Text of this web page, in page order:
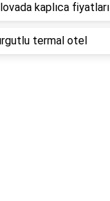
kaplıca fiyatları
termal otel